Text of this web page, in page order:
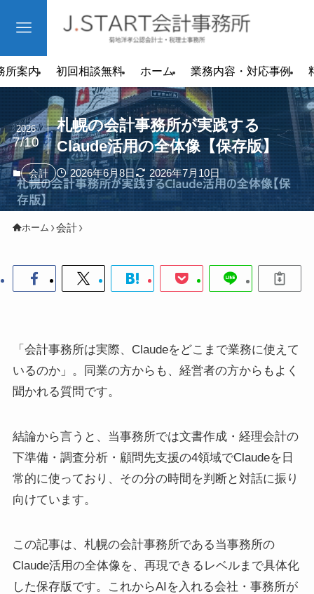
所案内 初回相談無料 ホーム 業務内容・対応事例
札幌の会計事務所が実践する
Claude活用の全体像【保存版】
2026
7/10
会計 2026年6月8日 2026年7月10日
ホーム 会計
「会計事務所は実際、Claudeをどこまで業務に使えて
いるのか」。同業の方からも、経営者の方からもよく
聞かれる質問です。
結論から言うと、当事務所では文書作成・経理会計の
下準備・調査分析・顧問先支援の4領域でClaudeを日
常的に使っており、その分の時間を判断と対話に振り
向けています。
この記事は、札幌の会計事務所である当事務所の
Claude活用の全体像を、再現できるレベルまで具体化
した保存版です。これからAIを入れる会社・事務所が